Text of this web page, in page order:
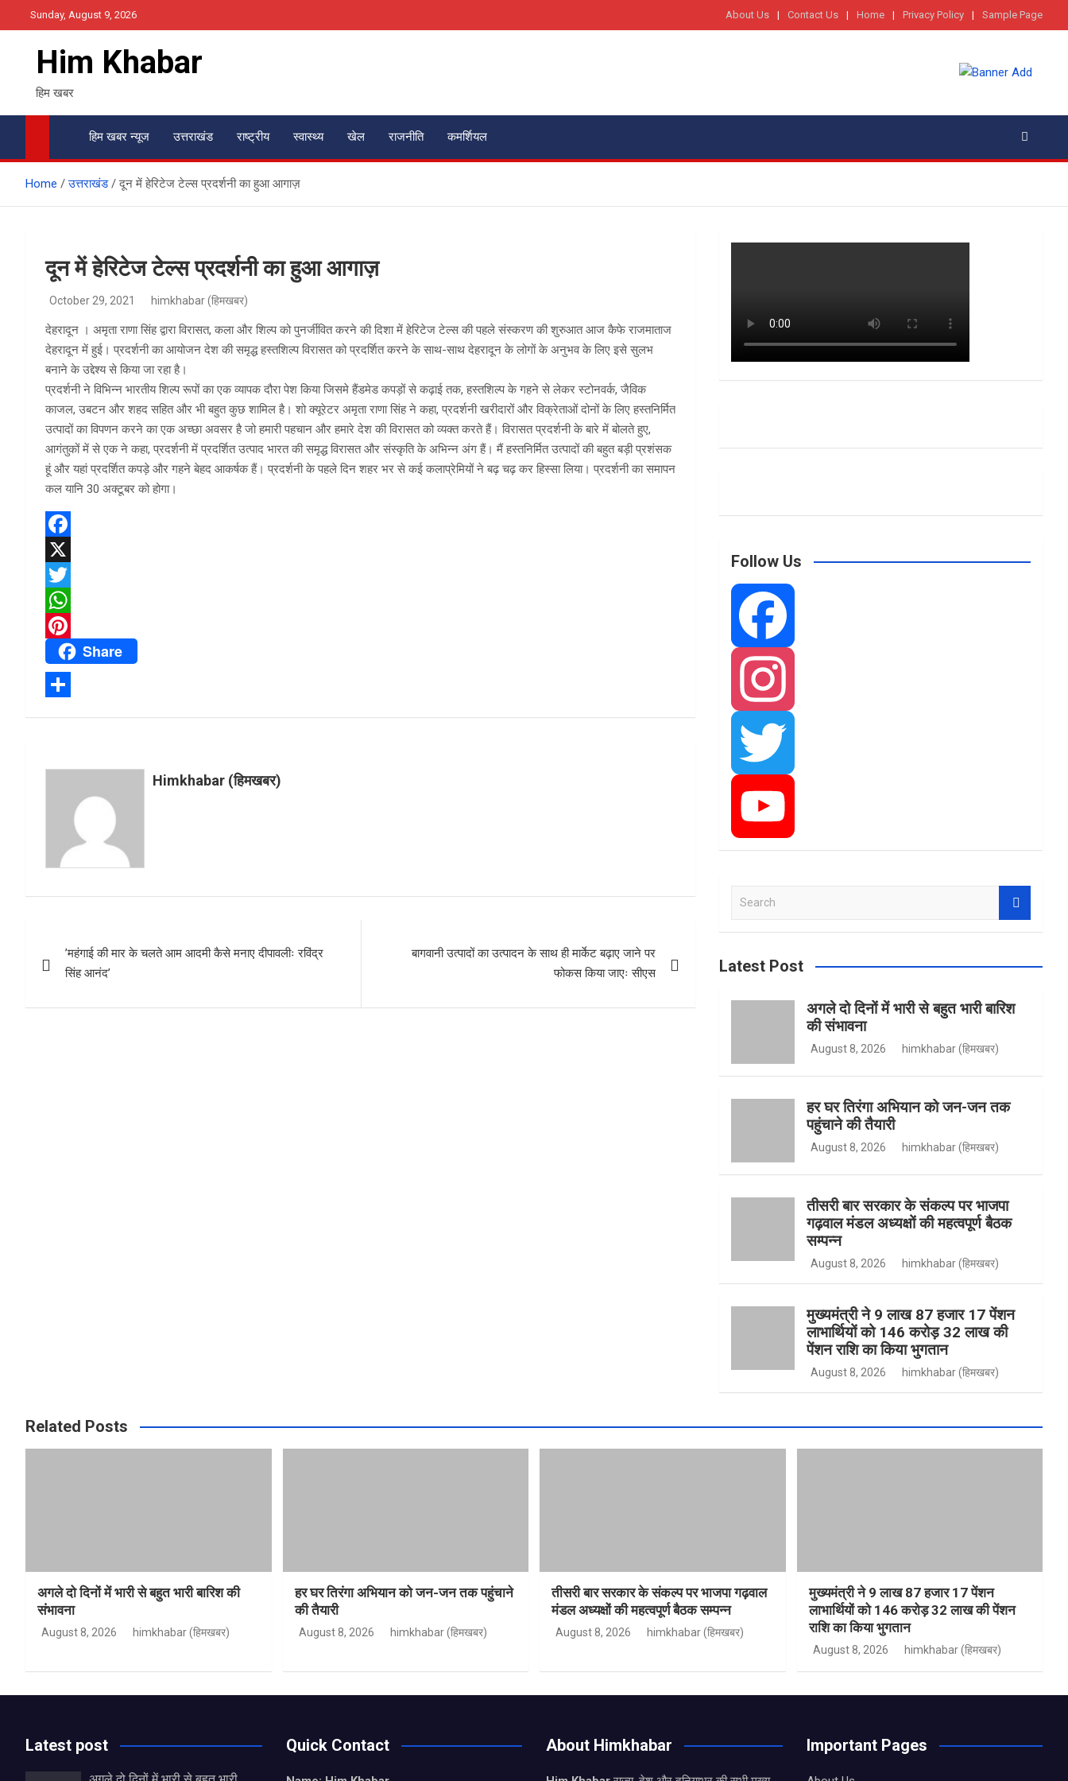
to
content
Sunday, August 9, 2026 About Us Contact Us Home Privacy Policy Sample Page
Him Khabar
हिम खबर
हिम खबर न्यूज उत्तराखंड राष्ट्रीय स्वास्थ्य खेल राजनीति कमर्शियल
Home उत्तराखंड दून में हेरिटेज टेल्स प्रदर्शनी का हुआ आगाज़
दून में हेरिटेज टेल्स प्रदर्शनी का हुआ आगाज़
October 29, 2021 himkhabar (हिमखबर)
देहरादून । अमृता राणा सिंह द्वारा विरासत, कला और शिल्प को पुनर्जीवित करने की दिशा में हेरिटेज टेल्स की पहले संस्करण की शुरुआत आज कैफे राजमाताज
देहरादून में हुई। प्रदर्शनी का आयोजन देश की समृद्ध हस्तशिल्प विरासत को प्रदर्शित करने के साथ-साथ देहरादून के लोगों के अनुभव के लिए इसे सुलभ
बनाने के उद्देश्य से किया जा रहा है।
प्रदर्शनी ने विभिन्न भारतीय शिल्प रूपों का एक व्यापक दौरा पेश किया जिसमे हैंडमेड कपड़ों से कढ़ाई तक, हस्तशिल्प के गहने से लेकर स्टोनवर्क, जैविक
काजल, उबटन और शहद सहित और भी बहुत कुछ शामिल है। शो क्यूरेटर अमृता राणा सिंह ने कहा, प्रदर्शनी खरीदारों और विक्रेताओं दोनों के लिए हस्तनिर्मित
उत्पादों का विपणन करने का एक अच्छा अवसर है जो हमारी पहचान और हमारे देश की विरासत को व्यक्त करते हैं। विरासत प्रदर्शनी के बारे में बोलते हुए,
आगंतुकों में से एक ने कहा, प्रदर्शनी में प्रदर्शित उत्पाद भारत की समृद्ध विरासत और संस्कृति के अभिन्न अंग हैं। मैं हस्तनिर्मित उत्पादों की बहुत बड़ी प्रशंसक
हूं और यहां प्रदर्शित कपड़े और गहने बेहद आकर्षक हैं। प्रदर्शनी के पहले दिन शहर भर से कई कलाप्रेमियों ने बढ़ चढ़ कर हिस्सा लिया। प्रदर्शनी का समापन
कल यानि 30 अक्टूबर को होगा।
F
a
c
e
o
o
X
T
w
t
t
W
a
t
i
n
Share
Himkhabar (हिमखबर)
navigation
’महंगाई की मार के चलते आम आदमी कैसे मनाए दीपावलीः रविंद्र
सिंह आनंद’
बागवानी उत्पादों का उत्पादन के साथ ही मार्केट बढ़ाए जाने पर
फोकस किया जाएः सीएस
Follow Us
b
o
o
t
a
g
i
t
t
o
u
T
a
c
Latest Post
अगले दो दिनों में भारी से बहुत भारी बारिश
की संभावना
August 8, 2026 himkhabar (हिमखबर)
हर घर तिरंगा अभियान को जन-जन तक
पहुंचाने की तैयारी
August 8, 2026 himkhabar (हिमखबर)
तीसरी बार सरकार के संकल्प पर भाजपा
गढ़वाल मंडल अध्यक्षों की महत्वपूर्ण बैठक
सम्पन्न
August 8, 2026 himkhabar (हिमखबर)
मुख्यमंत्री ने 9 लाख 87 हजार 17 पेंशन
लाभार्थियों को 146 करोड़ 32 लाख की
पेंशन राशि का किया भुगतान
August 8, 2026 himkhabar (हिमखबर)
Related Posts
अगले दो दिनों में भारी से बहुत भारी बारिश की
संभावना
August 8, 2026 himkhabar (हिमखबर)
हर घर तिरंगा अभियान को जन-जन तक पहुंचाने
की तैयारी
August 8, 2026 himkhabar (हिमखबर)
तीसरी बार सरकार के संकल्प पर भाजपा गढ़वाल
मंडल अध्यक्षों की महत्वपूर्ण बैठक सम्पन्न
August 8, 2026 himkhabar (हिमखबर)
मुख्यमंत्री ने 9 लाख 87 हजार 17 पेंशन
लाभार्थियों को 146 करोड़ 32 लाख की पेंशन
राशि का किया भुगतान
August 8, 2026 himkhabar (हिमखबर)
Latest post Quick Contact About Himkhabar Important Pages